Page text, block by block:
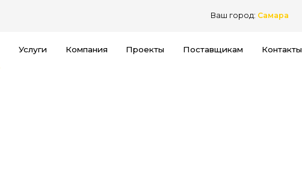
Ваш город: Самара
Услуги Компания Проекты Поставщикам Контакты